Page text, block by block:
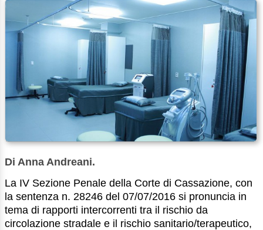
Di Anna Andreani.
La IV Sezione Penale della Corte di Cassazione, con
la sentenza n. 28246 del 07/07/2016 si pronuncia in
tema di rapporti intercorrenti tra il rischio da
circolazione stradale e il rischio sanitario/terapeutico,